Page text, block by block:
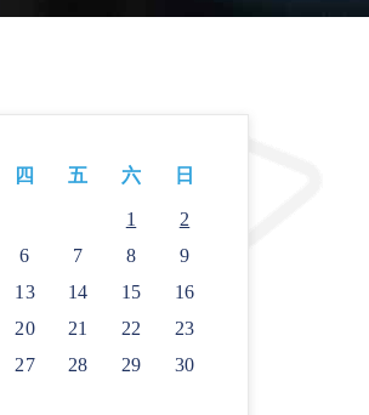
四 五 六 日
1
2
6 7 8
9
13 14 15
16
20 21 22
23
27 28 29
30